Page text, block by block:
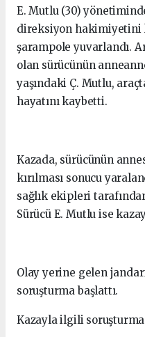
E. Mutlu (30)
direksiyon hakimiyetini
şarampole yuvarlandı.
olan sürücünün
yaşındaki Ç. Mutlu,
hayatını kaybetti.
Kazada, sürücünün
kırılması sonucu
sağlık ekipleri
Sürücü E. Mutlu ise
Olay yerine gelen
soruşturma başlattı.
Kazayla ilgili